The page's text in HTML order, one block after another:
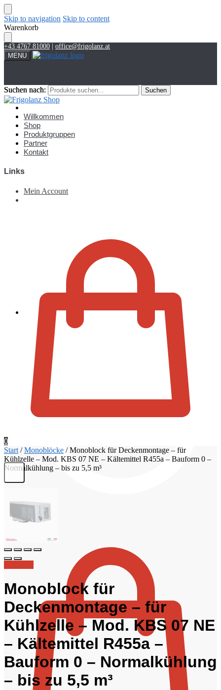
Skip to navigation Skip to content
Warenkorb
+43 4767 81000
office@frigolanz.at
MENU
Suchen nach: Suchen
Zur Kassa
0,00
Suchen nach: Suchen
Willkommen
Shop
Produktgruppen
Partner
Kontakt
Links
Mein Account
0
Start /Monoblöcke /Monoblock für Deckenmontage – für
Kühlzelle – Mod. KBS 07 NE – Kältemittel R455a – Bauform 0 –
Normalkühlung – bis zu 5,5 m³
Monoblock für
Deckenmontage – für
Kühlzelle – Mod. KBS 07 NE
– Kältemittel R455a –
Bauform 0 – Normalkühlung
– bis zu 5,5 m³